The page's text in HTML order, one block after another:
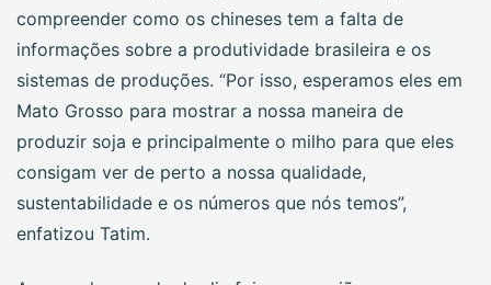
compreender como os chineses tem a falta de
informações sobre a produtividade brasileira e os
sistemas de produções. “Por isso, esperamos eles em
Mato Grosso para mostrar a nossa maneira de
produzir soja e principalmente o milho para que eles
consigam ver de perto a nossa qualidade,
sustentabilidade e os números que nós temos”,
enfatizou Tatim.